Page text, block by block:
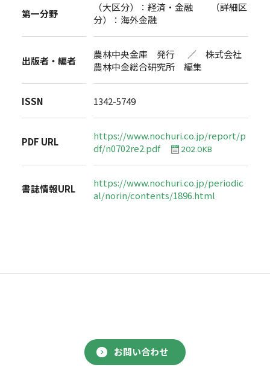
第一分野
（大区分）：経済・金融 （詳細区
分）：海外金融
出版者・編者
農林中央金庫 発行 ／ 株式会社
農林中金総合研究所 編集
ISSN 1342-5749
PDF URL
https://www.nochuri.co.jp/report/p
df/n0702re2.pdf
202.0KB
書誌情報URL
https://www.nochuri.co.jp/periodic
al/norin/contents/1896.html
お問い合わせ